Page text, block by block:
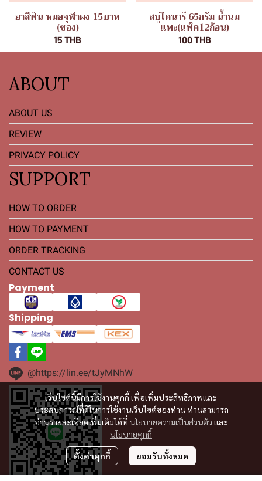
ยาสีฟัน หมอจุฬาผง 15บาท
(ซอง)
15 THB
สบู่ไดนารี 65กรัม น้ำนม
แพะ(แพ็ค12ก้อน)
100 THB
เว็บไซต์นี้มีการใช้งานคุกกี้ เพื่อเพิ่มประสิทธิภาพและ
ประสบการณ์ที่ดีในการใช้งานเว็บไซต์ของท่าน ท่านสามารถ
อ่านรายละเอียดเพิ่มเติมได้ที่ นโยบายความเป็นส่วนตัว และ
นโยบายคุกกี้
ตั้งค่าคุกกี้ ยอมรับทั้งหมด
ABOUT
ABOUT US
REVIEW
PRIVACY POLICY
SUPPORT
HOW TO ORDER
HOW TO PAYMENT
ORDER TRACKING
CONTACT US
Payment
Shipping
@https://lin.ee/tJyMNhW